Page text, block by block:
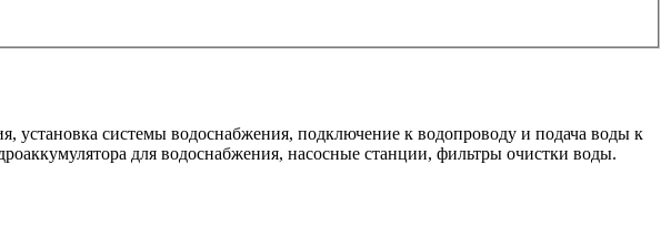
установка системы водоснабжения, подключение к водопроводу и подача воды к
для водоснабжения, насосные станции, фильтры очистки воды.